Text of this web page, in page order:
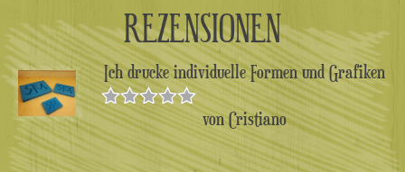
REZENSIONEN
Ich drucke individuelle Formen und Grafiken
Bewertet
mit5 von 5
von Cristiano